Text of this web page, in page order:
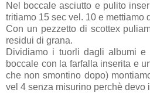
Nel boccale asciutto e pulito
tritiamo 15 sec vel. 10 e mettiamo
Con un pezzetto di scottex
residui di grana.
Dividiamo i tuorli dagli albumi e
boccale con la farfalla inserita e
che non smontino dopo)
vel 4 senza misurino perchè devo